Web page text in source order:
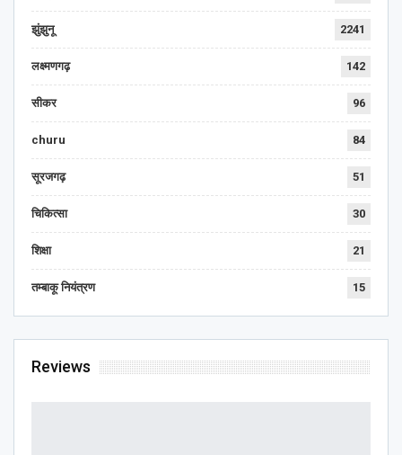
झुंझुनू 2241
लक्ष्मणगढ़ 142
सीकर 96
churu 84
सूरजगढ़ 51
चिकित्सा 30
शिक्षा 21
तम्बाकू नियंत्रण 15
Reviews